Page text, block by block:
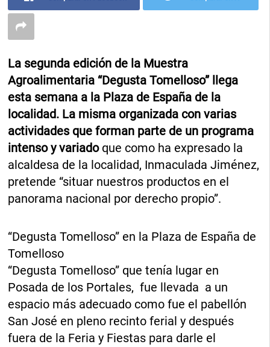
La segunda edición de la Muestra
Agroalimentaria “Degusta Tomelloso” llega
esta semana a la Plaza de España de la
localidad. La misma organizada con varias
actividades que forman parte de un programa
intenso y variado que como ha expresado la
alcaldesa de la localidad, Inmaculada Jiménez,
pretende “situar nuestros productos en el
panorama nacional por derecho propio”.
“Degusta Tomelloso” en la Plaza de España de
Tomelloso
“Degusta Tomelloso” que tenía lugar en
Posada de los Portales, fue llevada a un
espacio más adecuado como fue el pabellón
San José en pleno recinto ferial y después
fuera de la Feria y Fiestas para darle el